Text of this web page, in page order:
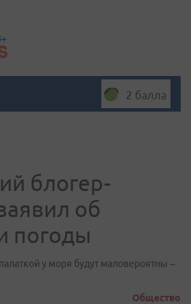
2 балла
блогер-
об
погоды
у моря будут маловероятны –
Общество